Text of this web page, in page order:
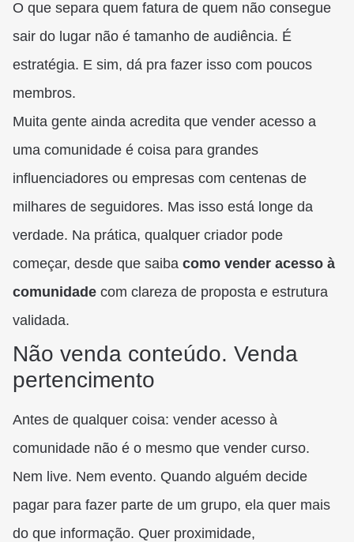
O que separa quem fatura de quem não consegue
sair do lugar não é tamanho de audiência. É
estratégia. E sim, dá pra fazer isso com poucos
membros.
Muita gente ainda acredita que vender acesso a
uma comunidade é coisa para grandes
influenciadores ou empresas com centenas de
milhares de seguidores. Mas isso está longe da
verdade. Na prática, qualquer criador pode
começar, desde que saiba como vender acesso à
comunidade com clareza de proposta e estrutura
validada.
Não venda conteúdo. Venda
pertencimento
Antes de qualquer coisa: vender acesso à
comunidade não é o mesmo que vender curso.
Nem live. Nem evento. Quando alguém decide
pagar para fazer parte de um grupo, ela quer mais
do que informação. Quer proximidade,